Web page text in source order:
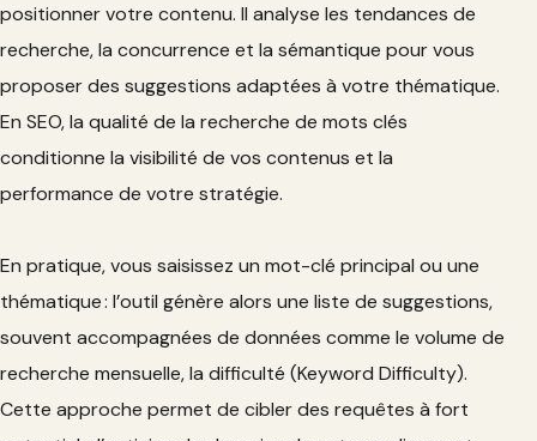
positionner votre contenu. Il analyse les tendances de
recherche, la concurrence et la sémantique pour vous
proposer des suggestions adaptées à votre thématique.
En SEO, la qualité de la recherche de mots clés
conditionne la visibilité de vos contenus et la
performance de votre stratégie.
En pratique, vous saisissez un mot-clé principal ou une
thématique : l’outil génère alors une liste de suggestions,
souvent accompagnées de données comme le volume de
recherche mensuelle, la difficulté (Keyword Difficulty).
Cette approche permet de cibler des requêtes à fort